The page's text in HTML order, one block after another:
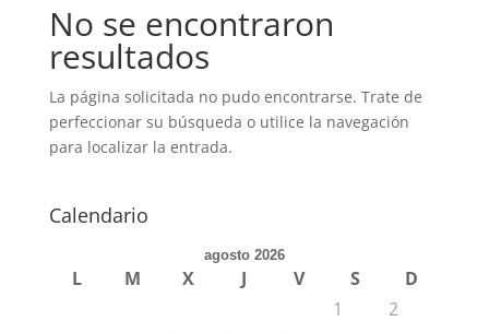
No se encontraron
resultados
La página solicitada no pudo encontrarse. Trate de
perfeccionar su búsqueda o utilice la navegación
para localizar la entrada.
Calendario
agosto 2026
L M X J V S
D
1
2